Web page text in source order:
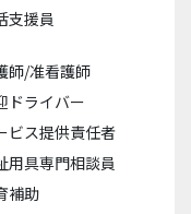
支援員
師/准看護師
ドライバー
ビス提供責任者
用具専門相談員
補助